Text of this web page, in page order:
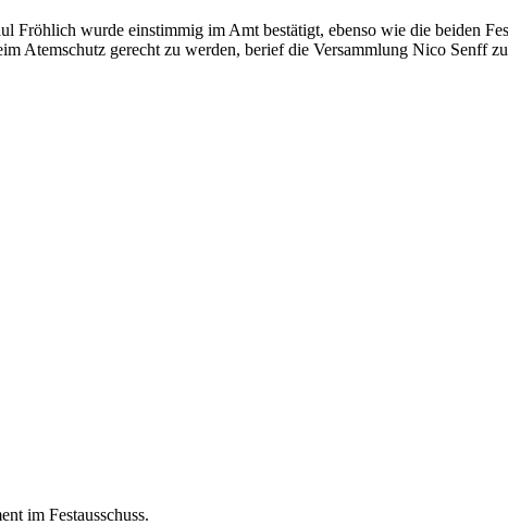
wurde einstimmig im Amt bestätigt, ebenso wie die beiden
gerecht zu werden, berief die Versammlung Nico Senff
im Festausschuss.